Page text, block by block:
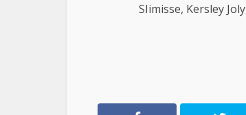
SIimisse, Kersley